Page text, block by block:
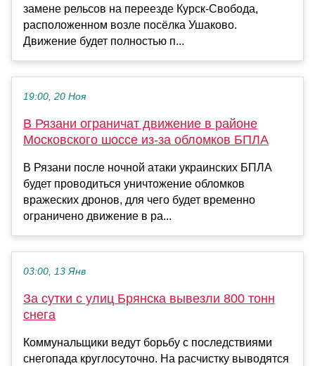
замене рельсов на переезде Курск-Свобода,
расположенном возле посёлка Ушаково.
Движение будет полностью п...
19:00, 20 Ноя
В Рязани ограничат движение в районе
Московского шоссе из-за обломков БПЛА
В Рязани после ночной атаки украинских БПЛА
будет проводиться уничтожение обломков
вражеских дронов, для чего будет временно
ограничено движение в ра...
03:00, 13 Янв
За сутки с улиц Брянска вывезли 800 тонн
снега
Коммунальщики ведут борьбу с последствиями
снегопада круглосуточно. На расчистку выводятся